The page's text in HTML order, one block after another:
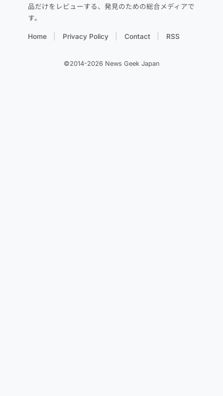
品だけをレビューする、発見のための総合メディアで
す。
Home Privacy Policy Contact RSS
©2014-2026 News Geek Japan